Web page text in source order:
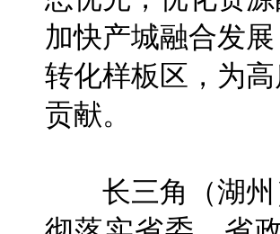
加快产城融合发
转化样板区，为
贡献。
长三角（湖州